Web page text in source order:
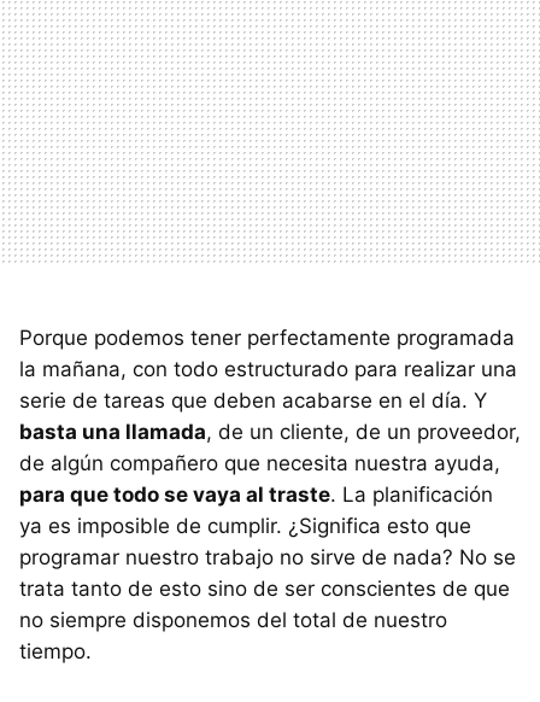
Porque podemos tener perfectamente programada
la mañana, con todo estructurado para realizar una
serie de tareas que deben acabarse en el día. Y
basta una llamada, de un cliente, de un proveedor,
de algún compañero que necesita nuestra ayuda,
para que todo se vaya al traste. La planificación
ya es imposible de cumplir. ¿Significa esto que
programar nuestro trabajo no sirve de nada? No se
trata tanto de esto sino de ser conscientes de que
no siempre disponemos del total de nuestro
tiempo.